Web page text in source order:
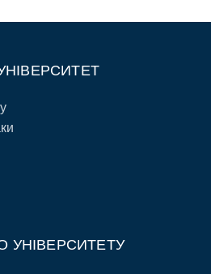
УНІВЕРСИТЕТУ